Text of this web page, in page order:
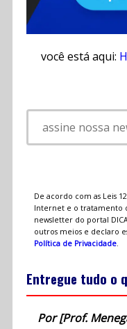
você está aqui:
De acordo com as Leis
Internet e o tratamento
newsletter do portal
outros meios e declaro
Política de Privacidade.
Entregue tudo o
Por [Prof.